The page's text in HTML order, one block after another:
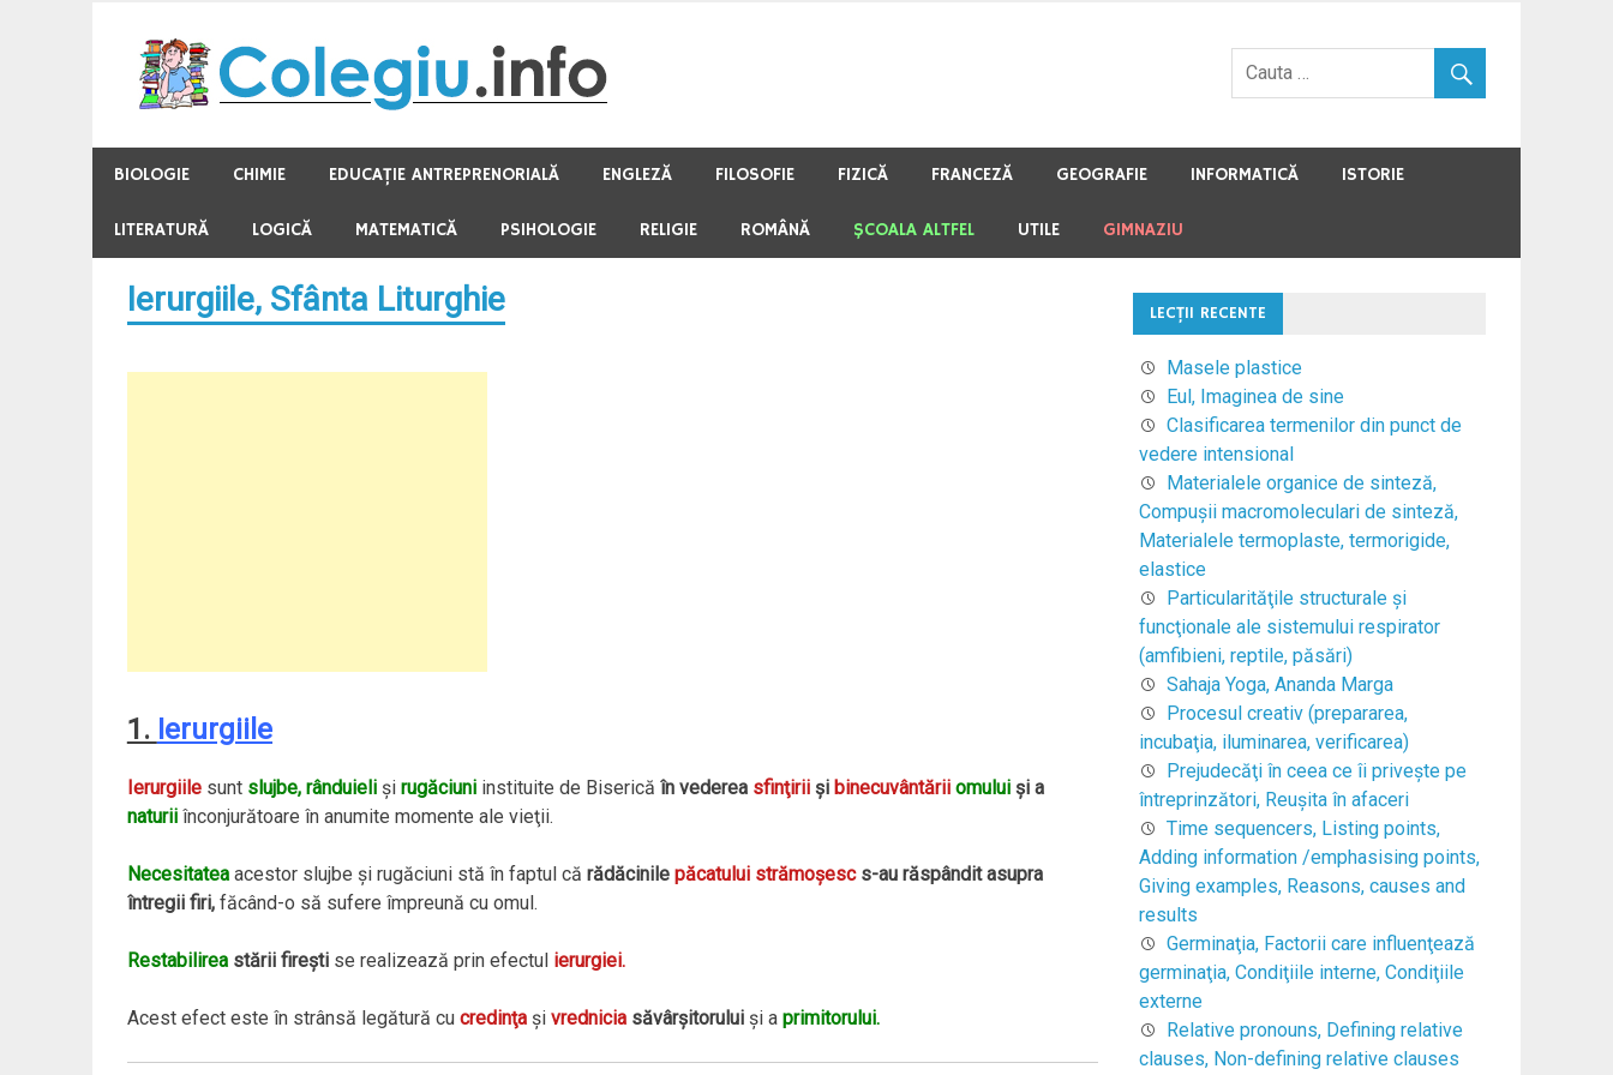
content
BIOLOGIE CHIMIE EDUCAŢIE ANTREPRENORIALĂ ENGLEZĂ FILOSOFIE FIZICĂ FRANCEZĂ GEOGRAFIE INFORMATICĂ ISTORIE
LITERATURĂ LOGICĂ MATEMATICĂ PSIHOLOGIE RELIGIE ROMÂNĂ ŞCOALA ALTFEL UTILE GIMNAZIU
Ierurgiile, Sfânta Liturghie
1. Ierurgiile
Ierurgiilesunt slujbe, rânduielişi rugăciuniinstituite de Biserică în vederea sfinţiriişi binecuvântării omuluişi a
naturiiînconjurătoare în anumite momente ale vieţii.
Necesitateaacestor slujbe şi rugăciuni stă în faptul că rădăcinile păcatului strămoşescs-au răspândit asupra
întregii firi,făcând-o să sufere împreună cu omul.
Restabilireastării fireştise realizează prin efectul ierurgiei.
Acest efect este în strânsă legătură cu credinţaşi vrednicia săvârşitoruluişi a primitorului.
LECŢII RECENTE
Masele plastice
Eul, Imaginea de sine
Clasificarea termenilor din punct de
vedere intensional
Materialele organice de sinteză,
Compuşii macromoleculari de sinteză,
Materialele termoplaste, termorigide,
elastice
Particularităţile structurale şi
funcţionale ale sistemului respirator
(amfibieni, reptile, păsări)
Sahaja Yoga, Ananda Marga
Procesul creativ (prepararea,
incubaţia, iluminarea, verificarea)
Prejudecăţi în ceea ce îi priveşte pe
întreprinzători, Reuşita în afaceri
Time sequencers, Listing points,
Adding information /emphasising points,
Giving examples, Reasons, causes and
results
Germinaţia, Factorii care influenţează
germinaţia, Condiţiile interne, Condiţiile
externe
Relative pronouns, Defining relative
clauses, Non-defining relative clauses